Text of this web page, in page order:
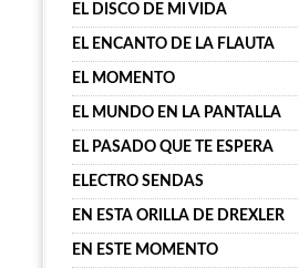
EL DISCO DE MI VIDA
EL ENCANTO DE LA FLAUTA
EL MOMENTO
EL MUNDO EN LA PANTALLA
EL PASADO QUE TE ESPERA
ELECTRO SENDAS
EN ESTA ORILLA DE DREXLER
EN ESTE MOMENTO